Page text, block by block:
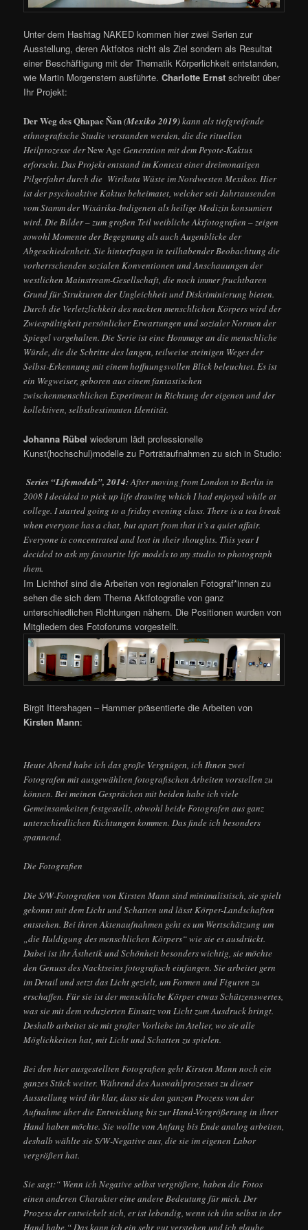
Unter dem Hashtag NAKED kommen hier zwei Serien zur
Ausstellung, deren Aktfotos nicht als Ziel sondern als Resultat
einer Beschäftigung mit der Thematik Körperlichkeit entstanden,
wie Martin Morgenstern ausführte.Charlotte Ernst schreibt über
Ihr Projekt:
Der Weg des Qhapac Ñan(Mexiko 2019)kann als tiefgreifende
ethnografische Studie verstanden werden, die die rituellen
Heilprozesse derNew Age Generation mit dem Peyote-Kaktus
erforscht. Das Projekt entstand im Kontext einer dreimonatigen
Pilgerfahrt durch die Wirikuta Wüste im Nordwesten Mexikos. Hier
ist der psychoaktive Kaktus beheimatet, welcher seit Jahrtausenden
vom Stamm der Wixárika-Indigenen als heilige Medizin konsumiert
wird. Die Bilder – zum großen Teil weibliche Aktfotografien – zeigen
sowohl Momente der Begegnung als auch Augenblicke der
Abgeschiedenheit. Sie hinterfragen in teilhabender Beobachtung die
vorherrschenden sozialen Konventionen und Anschauungen der
westlichen Mainstream-Gesellschaft, die noch immer fruchtbaren
Grund für Strukturen der Ungleichheit und Diskriminierung bieten.
Durch die Verletzlichkeit des nackten menschlichen Körpers wird der
Zwiespältigkeit persönlicher Erwartungen und sozialer Normen der
Spiegel vorgehalten. Die Serie ist eine Hommage an die menschliche
Würde, die die Schritte des langen, teilweise steinigen Weges der
Selbst-Erkennung mit einem hoffnungsvollen Blick beleuchtet. Es ist
ein Wegweiser, geboren aus einem fantastischen
zwischenmenschlichen Experiment in Richtung der eigenen und der
kollektiven, selbstbestimmten Identität.
Johanna Rübel wiederum lädt professionelle
Kunst(hochschul)modelle zu Porträtaufnahmen zu sich in Studio:
Series “Lifemodels”, 2014:After moving from London to Berlin in
2008 I decided to pick up life drawing which I had enjoyed while at
college. I started going to a friday evening class. There is a tea break
when everyone has a chat, but apart from that it’s a quiet affair.
Everyone is concentrated and lost in their thoughts. This year I
decided to ask my favourite life models to my studio to photograph
them.
Im Lichthof sind die Arbeiten von regionalen Fotograf*innen zu
sehen die sich dem Thema Aktfotografie von ganz
unterschiedlichen Richtungen nähern. Die Positionen wurden von
Mitgliedern des Fotoforums vorgestellt.
Birgit Ittershagen – Hammer präsentierte die Arbeiten von
Kirsten Mann:
Heute Abend habe ich das große Vergnügen, ich Ihnen zwei
Fotografen mit ausgewählten fotografischen Arbeiten vorstellen zu
können. Bei meinen Gesprächen mit beiden habe ich viele
Gemeinsamkeiten festgestellt, obwohl beide Fotografen aus ganz
unterschiedlichen Richtungen kommen. Das finde ich besonders
spannend.
Die Fotografien
Die S/W-Fotografien von Kirsten Mann sind minimalistisch, sie spielt
gekonnt mit dem Licht und Schatten und lässt Körper-Landschaften
entstehen. Bei ihren Aktenaufnahmen geht es um Wertschätzung um
„die Huldigung des menschlichen Körpers“ wie sie es ausdrückt.
Dabei ist ihr Ästhetik und Schönheit besonders wichtig, sie möchte
den Genuss des Nacktseins fotografisch einfangen. Sie arbeitet gern
im Detail und setzt das Licht gezielt, um Formen und Figuren zu
erschaffen. Für sie ist der menschliche Körper etwas Schützenswertes,
was sie mit dem reduzierten Einsatz von Licht zum Ausdruck bringt.
Deshalb arbeitet sie mit großer Vorliebe im Atelier, wo sie alle
Möglichkeiten hat, mit Licht und Schatten zu spielen.
Bei den hier ausgestellten Fotografien geht Kirsten Mann noch ein
ganzes Stück weiter. Während des Auswahlprozesses zu dieser
Ausstellung wird ihr klar, dass sie den ganzen Prozess von der
Aufnahme über die Entwicklung bis zur Hand-Vergrößerung in ihrer
Hand haben möchte. Sie wollte von Anfang bis Ende analog arbeiten,
deshalb wählte sie S/W-Negative aus, die sie im eigenen Labor
vergrößert hat.
Sie sagt:“ Wenn ich Negative selbst vergrößere, haben die Fotos
einen anderen Charakter eine andere Bedeutung für mich. Der
Prozess der entwickelt sich, er ist lebendig, wenn ich ihn selbst in der
Hand habe.“ Das kann ich ein sehr gut verstehen und ich glaube,